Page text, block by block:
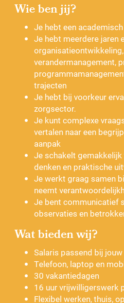
Wie ben jij?
Je hebt een
Je hebt meerdere jaren
organisatieontwikkeling,
verandermanagement,
trajecten
Je hebt bij voorkeur
zorgsector.
Je kunt complexe
vertalen naar een
aanpak
Je schakelt
denken en praktische
Je werkt graag samen
neemt
Je bent communicatief
observaties en
Wat bieden wij?
Salaris passend bij
Telefoon, laptop en
30 vakantiedagen
16 uur vrijwilligerswerk
Flexibel werken, thuis,